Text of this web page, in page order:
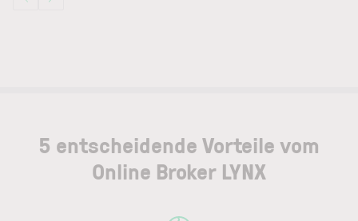
5 entscheidende Vorteile vom
Online Broker LYNX